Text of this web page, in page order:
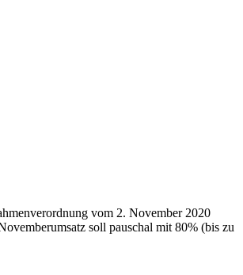
vom 2. November 2020
soll pauschal mit 80% (bis zu